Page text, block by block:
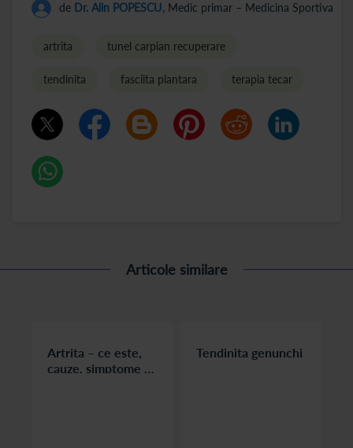
de Dr. Alin POPESCU, Medic primar – Medicina Sportiva
artrita tunel carpian recuperare
tendinita fasciita plantara terapia tecar
Articole similare
Artrita – ce este,
cauze, simptome si
Tendinita genunchi